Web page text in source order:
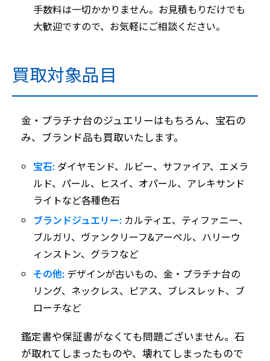
手数料は一切かかりません。お見積もりだけでも
大歓迎ですので、お気軽にご相談ください。
買取対象品目
金・プラチナ台のジュエリーはもちろん、宝石の
み、ブランド品も買取いたします。
宝石: ダイヤモンド、ルビー、サファイア、エメラ
ルド、パール、ヒスイ、オパール、アレキサンド
ライトなど各種色石
ブランドジュエリー: カルティエ、ティファニー、
ブルガリ、ヴァンクリーフ&アーペル、ハリーウ
ィンストン、グラフなど
その他: デザインが古いもの、金・プラチナ台の
リング、ネックレス、ピアス、ブレスレット、ブ
ローチなど
鑑定書や保証書がなくても問題ございません。石
が取れてしまったものや、壊れてしまったもので